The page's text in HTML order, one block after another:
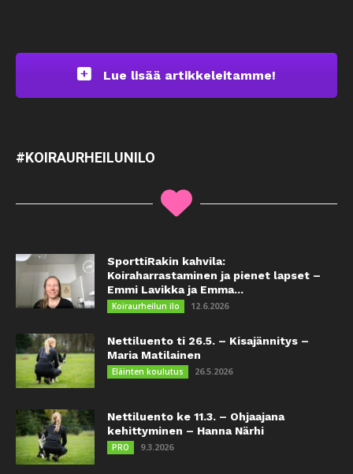
Lue lisää artikkeleitamme!
#KOIRAURHEILUNILO
SporttiRakin kahvila:
Koiraharrastaminen ja pienet lapset –
Emmi Lavikka ja Emma...
Koiraurheilun ilo 12.6.2026
Nettiluento ti 26.5. – Kisajännitys –
Maria Matilainen
Eläinten koulutus 26.5.2026
Nettiluento ke 11.3. – Ohjaajana
kehittyminen – Hanna Närhi
PRO 9.3.2026